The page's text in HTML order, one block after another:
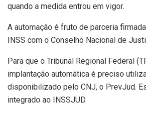
quando a medida entrou em vigor.
A automação é fruto de parceria
INSS com o Conselho Nacional de
Para que o Tribunal Regional Federal
implantação automática é preciso
disponibilizado pelo CNJ, o PrevJud.
integrado ao INSSJUD.